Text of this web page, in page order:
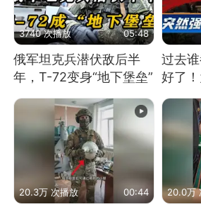
3740 次播放 05:48
俄军坦克兵潜伏敌后半
年，T-72变身“地下堡垒”
过去
好了
20.3万 次播放 00:44 20.0万